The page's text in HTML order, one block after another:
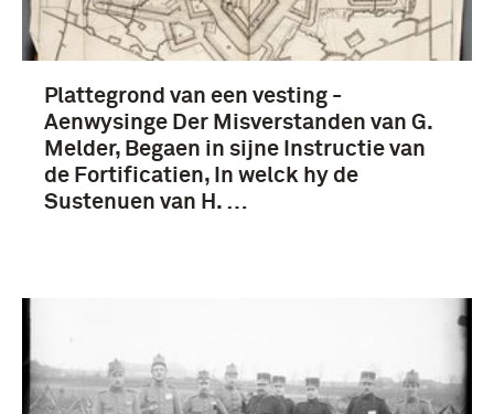
Plattegrond van een vesting -
Aenwysinge Der Misverstanden van G.
Melder, Begaen in sijne Instructie van
de Fortificatien, In welck hy de
Sustenuen van H. …